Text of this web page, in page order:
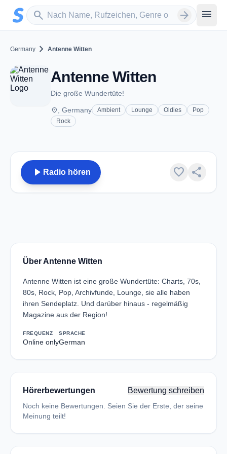
Zum Hauptinhalt springen
search
Sender suchen arrow_forward menu
Germany chevron_right Antenne Witten
Antenne Witten
Die große Wundertüte!
place , Germany Ambient Lounge Oldies
Pop
Rock
play_arrow Radio hören favorite share
Über Antenne Witten
Antenne Witten ist eine große Wundertüte: Charts, 70s,
80s, Rock, Pop, Archivfunde, Lounge, sie alle haben
ihren Sendeplatz. Und darüber hinaus - regelmäßig
Magazine aus der Region!
FREQUENZ
Online only
SPRACHE
German
Hörerbewertungen Bewertung schreiben
Noch keine Bewertungen. Seien Sie der Erste, der seine
Meinung teilt!